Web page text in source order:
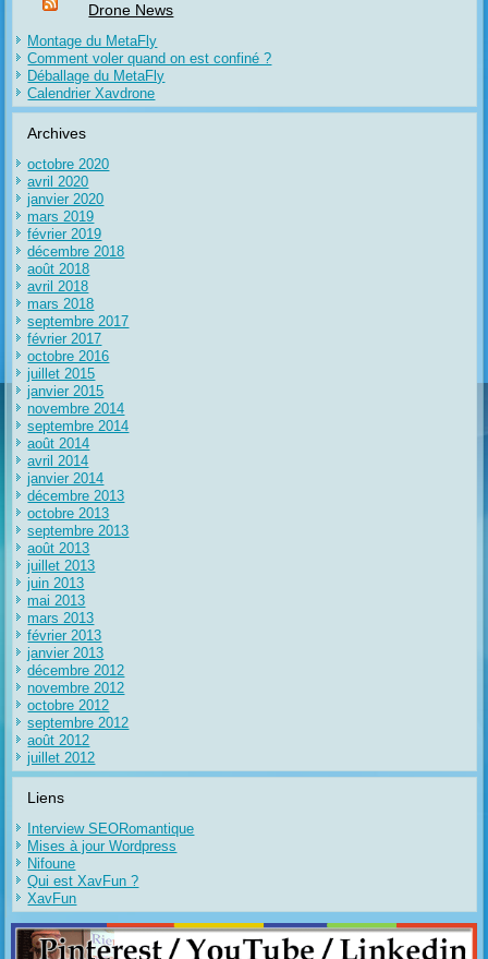
Drone News
Montage du MetaFly
Comment voler quand on est confiné ?
Déballage du MetaFly
Calendrier Xavdrone
Archives
octobre 2020
avril 2020
janvier 2020
mars 2019
février 2019
décembre 2018
août 2018
avril 2018
mars 2018
septembre 2017
février 2017
octobre 2016
juillet 2015
janvier 2015
novembre 2014
septembre 2014
août 2014
avril 2014
janvier 2014
décembre 2013
octobre 2013
septembre 2013
août 2013
juillet 2013
juin 2013
mai 2013
mars 2013
février 2013
janvier 2013
décembre 2012
novembre 2012
octobre 2012
septembre 2012
août 2012
juillet 2012
Liens
Interview SEORomantique
Mises à jour Wordpress
Nifoune
Qui est XavFun ?
XavFun